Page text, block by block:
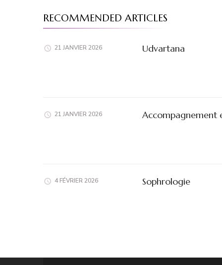
RECOMMENDED ARTICLES
21 JANVIER 2026 Udvartana
21 JANVIER 2026 Accompagnement
4 FÉVRIER 2026 Sophrologie